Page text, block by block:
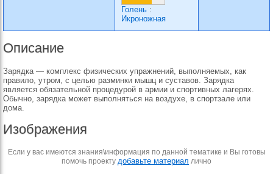
Голень :
Икроножная
Описание
Зарядка — комплекс физических упражнений, выполняемых, как
правило, утром, с целью разминки мышц и суставов. Зарядка
является обязательной процедурой в армии и спортивных лагерях.
Обычно, зарядка может выполняться на воздухе, в спортзале или
дома.
Изображения
Если у вас имеются знания\информация по данной тематике и Вы готовы
помочь проекту добавьте материал лично